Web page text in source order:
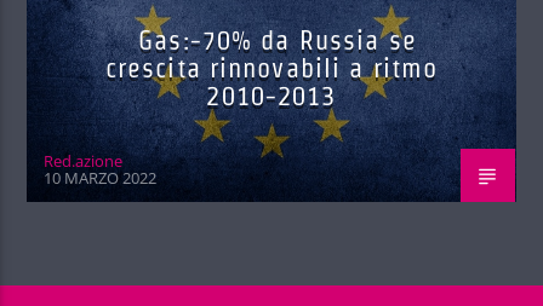
Gas:-70% da Russia se
crescita rinnovabili a ritmo
2010-2013
Red.azione
10 MARZO 2022